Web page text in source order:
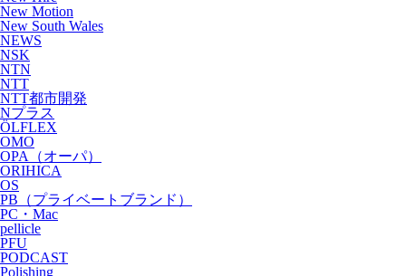
New Motion
New South Wales
NEWS
NSK
NTN
NTT
NTT都市開発
Nプラス
ÖLFLEX
OMO
OPA（オーパ）
ORIHICA
OS
PB（プライベートブランド）
PC・Mac
pellicle
PFU
PODCAST
Polishing